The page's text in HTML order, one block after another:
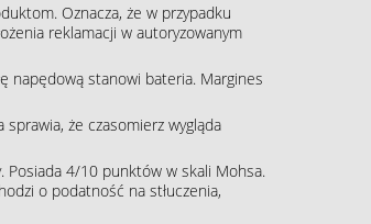
Oznacza, że w przypadku
reklamacji w autoryzowanym
napędową stanowi bateria. Margines
sprawia, że czasomierz wygląda
Posiada 4/10 punktów w skali Mohsa.
o podatność na stłuczenia,